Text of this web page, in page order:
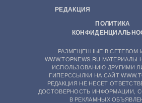
РЕДАКЦИЯ
ПОЛИТИКА
РАЗМЕЩЕННЫЕ В СЕТЕВОМ
WWW.TOPNEWS.RU
ИСПОЛЬЗОВАНИЮ ДРУГИМИ
ГИПЕРССЫЛКИ НА САЙТ
РЕДАКЦИЯ НЕ НЕСЕТ
ДОСТОВЕРНОСТЬ ИНФОРМАЦИИ,
В РЕКЛАМНЫХ